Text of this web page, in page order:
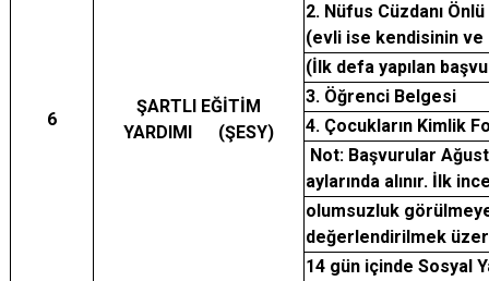
6
ŞARTLI EĞİTİM
YARDIMI (ŞESY)
2. Nüfus Cüzdanı
(evli ise kendisinin ve
(İlk defa yapılan
3. Öğrenci Belgesi
4. Çocukların Kimlik
Not: Başvurular
aylarında alınır. İlk
olumsuzluk
değerlendirilmek
14 gün içinde Sosyal